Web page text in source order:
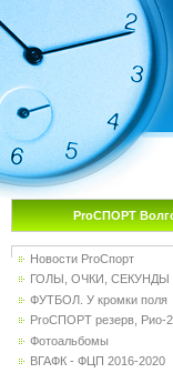
ProСПОРТ
Новости ProСпорт
ГОЛЫ, ОЧКИ, СЕКУНДЫ
ФУТБОЛ. У кромки поля
ProСПОРТ резерв, Рио-
Фотоальбомы
ВГАФК - ФЦП 2016-2020